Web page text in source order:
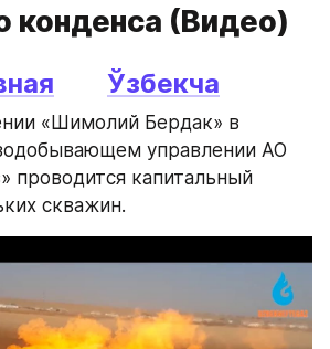
конденса (Видео)
Ўзбекча
«Шимолий Бердак» в
управлении АО
проводится капитальный
скважин.